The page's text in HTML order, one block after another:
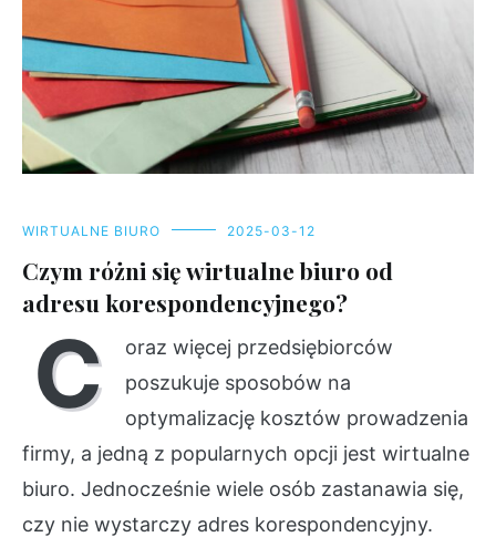
WIRTUALNE BIURO 2025-03-12
Czym różni się wirtualne biuro od
adresu korespondencyjnego?
C
oraz więcej przedsiębiorców
poszukuje sposobów na
optymalizację kosztów prowadzenia
firmy, a jedną z popularnych opcji jest wirtualne
biuro. Jednocześnie wiele osób zastanawia się,
czy nie wystarczy adres korespondencyjny.